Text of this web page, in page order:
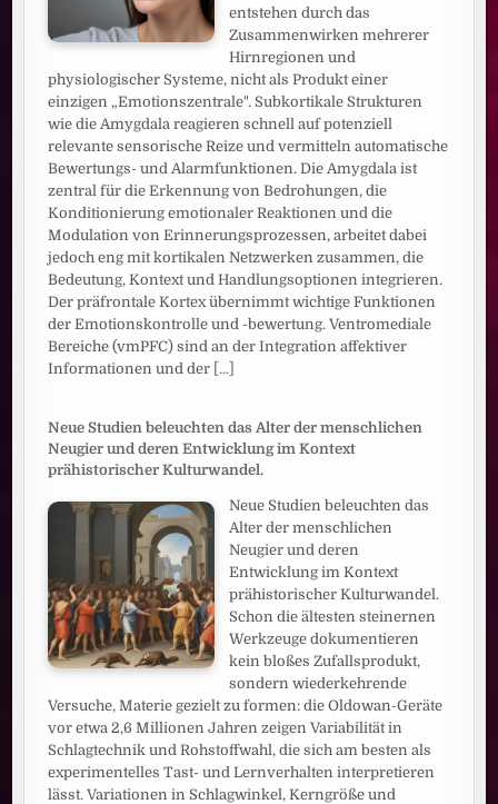
entstehen durch das
Zusammenwirken mehrerer
Hirnregionen und
physiologischer Systeme, nicht als Produkt einer
einzigen „Emotionszentrale". Subkortikale Strukturen
wie die Amygdala reagieren schnell auf potenziell
relevante sensorische Reize und vermitteln automatische
Bewertungs- und Alarmfunktionen. Die Amygdala ist
zentral für die Erkennung von Bedrohungen, die
Konditionierung emotionaler Reaktionen und die
Modulation von Erinnerungsprozessen, arbeitet dabei
jedoch eng mit kortikalen Netzwerken zusammen, die
Bedeutung, Kontext und Handlungsoptionen integrieren.
Der präfrontale Kortex übernimmt wichtige Funktionen
der Emotionskontrolle und -bewertung. Ventromediale
Bereiche (vmPFC) sind an der Integration affektiver
Informationen und der [...]
Neue Studien beleuchten das Alter der menschlichen
Neugier und deren Entwicklung im Kontext
prähistorischer Kulturwandel.
Neue Studien beleuchten das
Alter der menschlichen
Neugier und deren
Entwicklung im Kontext
prähistorischer Kulturwandel.
Schon die ältesten steinernen
Werkzeuge dokumentieren
kein bloßes Zufallsprodukt,
sondern wiederkehrende
Versuche, Materie gezielt zu formen: die Oldowan-Geräte
vor etwa 2,6 Millionen Jahren zeigen Variabilität in
Schlagtechnik und Rohstoffwahl, die sich am besten als
experimentelles Tast- und Lernverhalten interpretieren
lässt. Variationen in Schlagwinkel, Kerngröße und